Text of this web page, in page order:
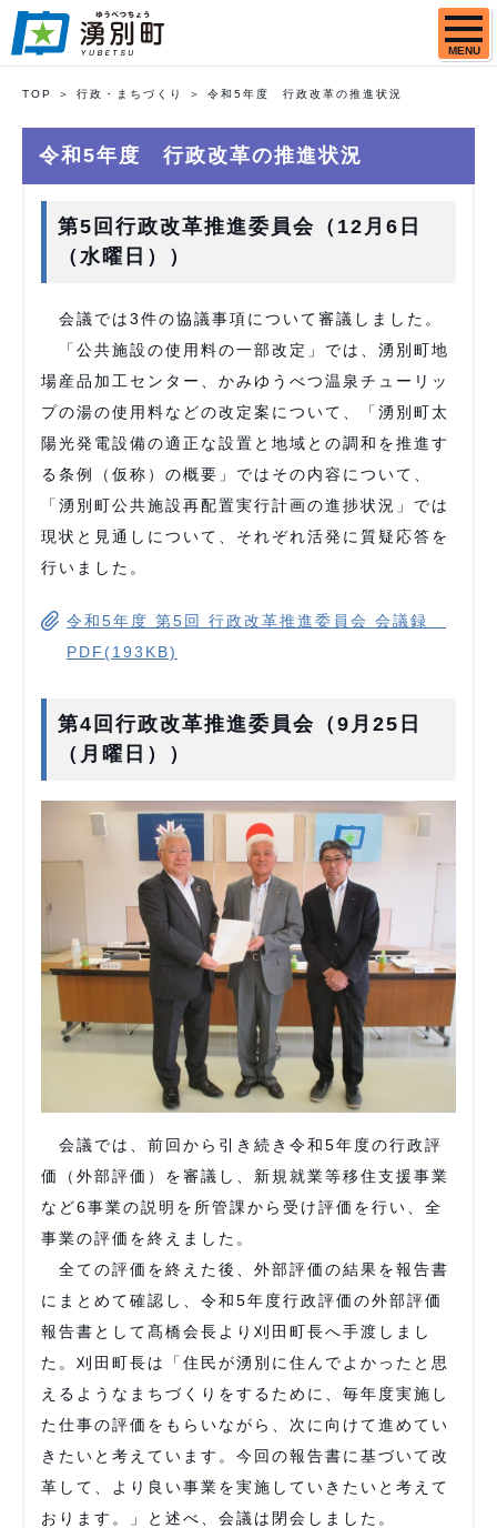
MENU
TOP 行政・まちづくり 令和5年度 行政改革の推進状況
令和5年度 行政改革の推進状況
第5回行政改革推進委員会（12月6日
（水曜日））
会議では3件の協議事項について審議しました。
「公共施設の使用料の一部改定」では、湧別町地
場産品加工センター、かみゆうべつ温泉チューリッ
プの湯の使用料などの改定案について、「湧別町太
陽光発電設備の適正な設置と地域との調和を推進す
る条例（仮称）の概要」ではその内容について、
「湧別町公共施設再配置実行計画の進捗状況」では
現状と見通しについて、それぞれ活発に質疑応答を
行いました。
令和5年度 第5回 行政改革推進委員会 会議録
PDF(193KB)
第4回行政改革推進委員会（9月25日
（月曜日））
会議では、前回から引き続き令和5年度の行政評
価（外部評価）を審議し、新規就業等移住支援事業
など6事業の説明を所管課から受け評価を行い、全
事業の評価を終えました。
全ての評価を終えた後、外部評価の結果を報告書
にまとめて確認し、令和5年度行政評価の外部評価
報告書として髙橋会長より刈田町長へ手渡しまし
た。刈田町長は「住民が湧別に住んでよかったと思
えるようなまちづくりをするために、毎年度実施し
た仕事の評価をもらいながら、次に向けて進めてい
きたいと考えています。今回の報告書に基づいて改
革して、より良い事業を実施していきたいと考えて
おります。」と述べ、会議は閉会しました。